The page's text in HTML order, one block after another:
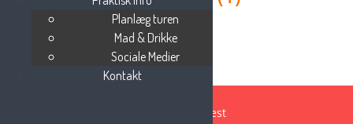
Beauty Messe Vest
Planlæg turen
Mad & Drikke
Sociale Medier
Kontakt